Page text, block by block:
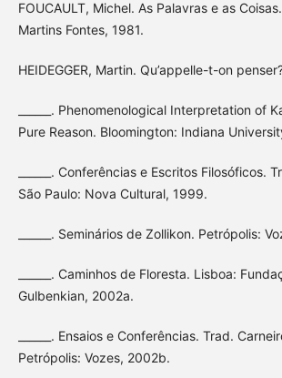
FOUCAULT, Michel. As Palavras e as
Martins Fontes, 1981.
HEIDEGGER, Martin. Qu’appelle-t-on
______. Phenomenological Interpretation of
Pure Reason. Bloomington: Indiana
______. Conferências e Escritos Filosóficos.
São Paulo: Nova Cultural, 1999.
______. Seminários de Zollikon. Petrópolis:
______. Caminhos de Floresta. Lisboa:
Gulbenkian, 2002a.
______. Ensaios e Conferências. Trad.
Petrópolis: Vozes, 2002b.